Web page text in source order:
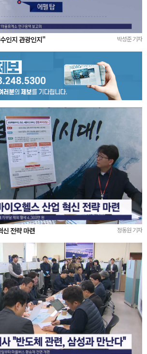
인지 관광인지" 박성준 기자
신 전략 마련 정동원 기자